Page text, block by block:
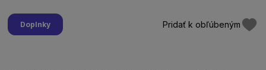
Doplnky Pridať k obľúbeným